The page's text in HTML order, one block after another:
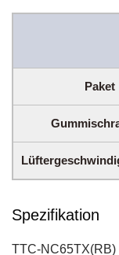
Paket
Spezifikation
TTC-NC65TX(RB)